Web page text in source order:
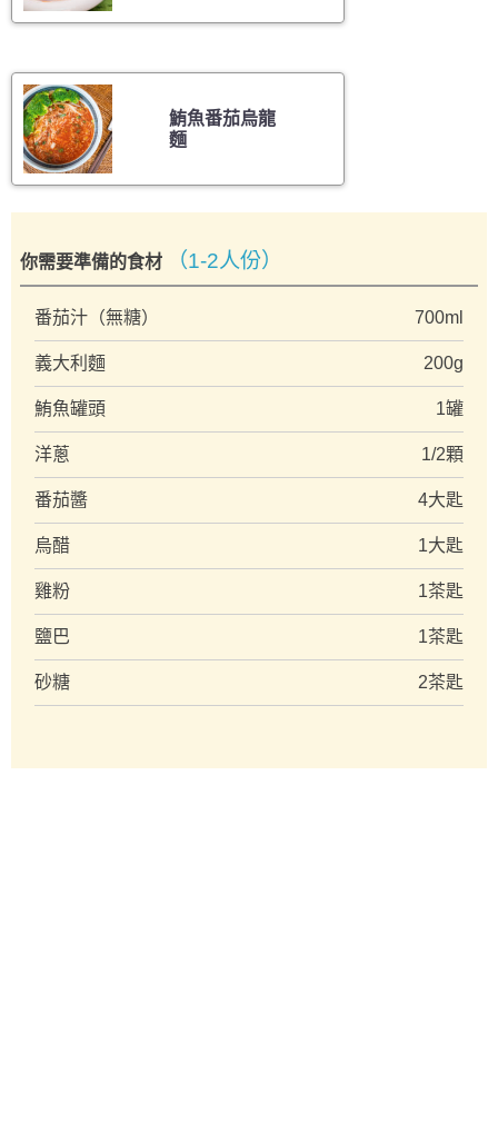
鮪魚番茄烏龍
麵
你需要準備的食材 （1-2人份）
番茄汁（無糖） 700ml
義大利麵 200g
鮪魚罐頭 1罐
洋蔥 1/2顆
番茄醬 4大匙
烏醋 1大匙
雞粉 1茶匙
鹽巴 1茶匙
砂糖 2茶匙